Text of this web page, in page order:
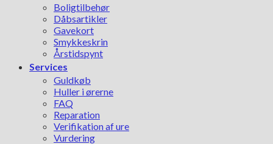
Boligtilbehør
Dåbsartikler
Gavekort
Smykkeskrin
Årstidspynt
Services
Guldkøb
Huller i ørerne
FAQ
Reparation
Verifikation af ure
Vurdering